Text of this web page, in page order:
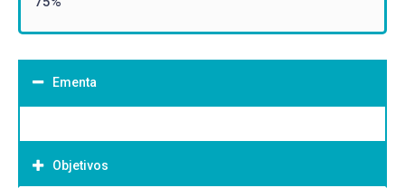
Ementa
Objetivos